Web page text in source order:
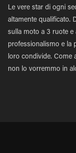
Le vere star di ogni
altamente qualificato.
sulla moto a 3 ruote e
professionalismo e la
loro condivide. Come
non lo vorremmo in